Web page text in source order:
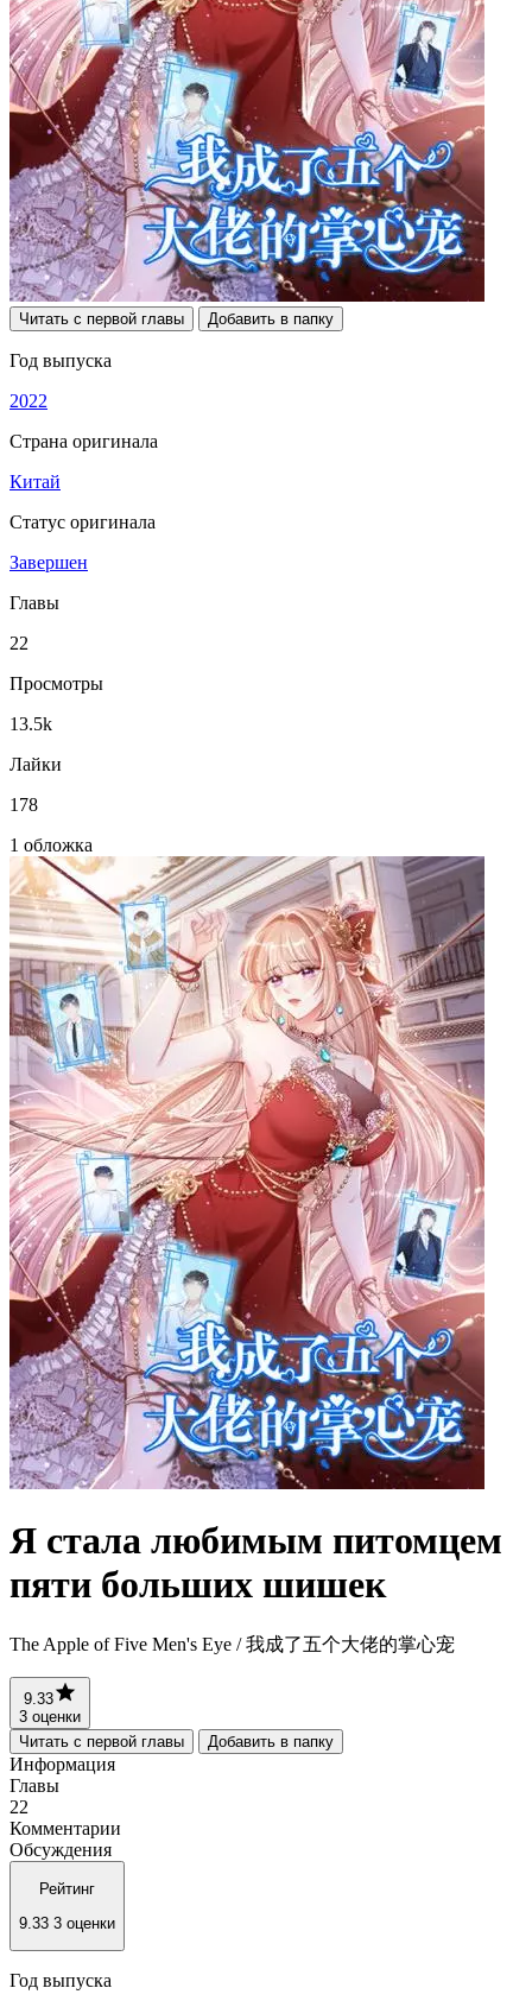
Читать с первой главы Добавить в папку
Год выпуска
2022
Страна оригинала
Китай
Статус оригинала
Завершен
Главы
22
Просмотры
13.5k
Лайки
178
1 обложка
Я стала любимым питомцем
пяти больших шишек
The Apple of Five Men's Eye / 我成了五个大佬的掌心宠
9.33
3 оценки
Читать с первой главы
Добавить в папку
Информация
Главы
22
Комментарии
Обсуждения
Рейтинг
9.33 3 оценки
Год выпуска